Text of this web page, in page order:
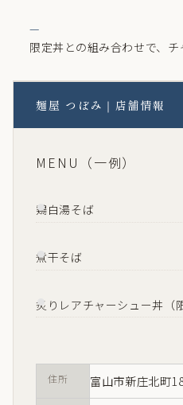
限定丼との組み合わせで、
麺屋 つぼみ｜店舗情報
MENU（一例）
鶏白湯そば
煮干そば
炙りレアチャーシュー丼（
住所 富山市新庄北町